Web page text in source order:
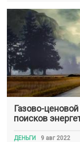
Газово-
поисков
ДЕНЬГИ 9 авг 2022